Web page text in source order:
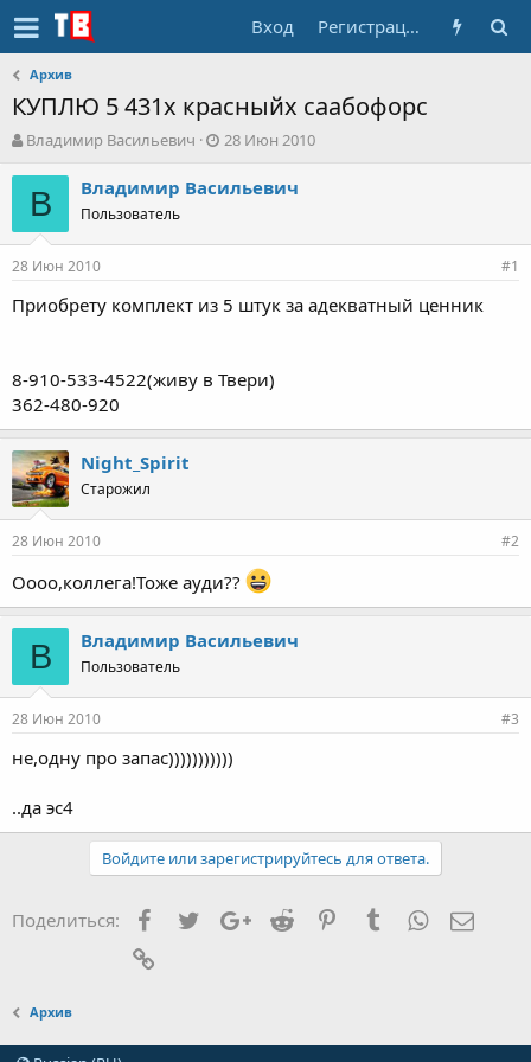
Вход Регистрация
Архив
КУПЛЮ 5 431х красныйх саабофорс
А
т
т
е
ы
Владимир Васильевич
Д
т
а
л
28 Июн 2010
В Владимир Васильевич
Пользователь
28 Июн 2010 #1
Приобрету комплект из 5 штук за адекватный ценник
8-910-533-4522(живу в Твери)
362-480-920
Night_Spirit
Старожил
28 Июн 2010 #2
Оооо,коллега!Тоже ауди??
В Владимир Васильевич
Пользователь
28 Июн 2010 #3
не,одну про запас)))))))))))
..да эс4
Войдите или зарегистрируйтесь для ответа.
Поделиться: FacebookTwitterGoogle+
Reddit PinterestTumblrWhatsApp
Архив